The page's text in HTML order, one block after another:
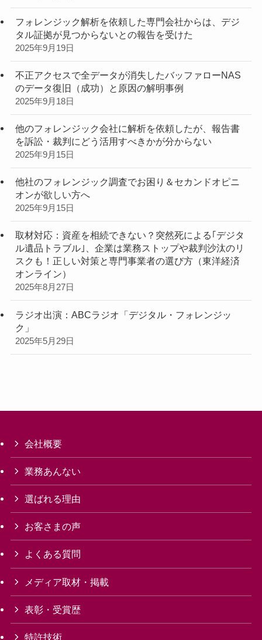
フォレンジック解析を依頼した専門会社からは、デジ
タル証拠が見つからないとの報告を受けた
2025年9月19日
不正アクセスで全データが消失したバッファローNAS
のデータ復旧（成功）と原因の解明事例
2025年9月18日
他のフォレンジック会社に解析を依頼したが、報告書
を訴訟・裁判にどう活用すべきかが分からない
2025年9月15日
他社のフォレンジック調査でお困り＆セカンドオピニ
オンが欲しい方へ
2025年9月15日
取材対応：資産を相続できない？突然死による｢デジタ
ル遺品トラブル｣、企業は業務ストップや裁判沙汰のリ
スクも！正しい対策と専門事業者の選び方（東洋経済
オンライン）
2025年8月27日
ラジオ出演：ABCラジオ「デジタル・フォレンジッ
ク」
2025年5月29日
会社概要
業務あんない
選ばれる理由
お客さまの声
よくある質問
メディア取材・掲載
表彰・受賞歴
特許技術